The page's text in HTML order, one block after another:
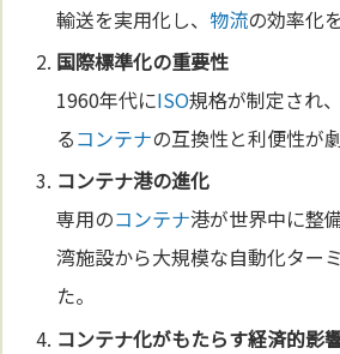
輸送を実用化し、 物流の効率化
国際標準化の重要性
1960年代にISO規格が制定され、
るコンテナの互換性と利便性が
コンテナ港の進化
専用のコンテナ港が世界中に整
湾施設から大規模な自動化ター
た。
コンテナ化がもたらす経済的影